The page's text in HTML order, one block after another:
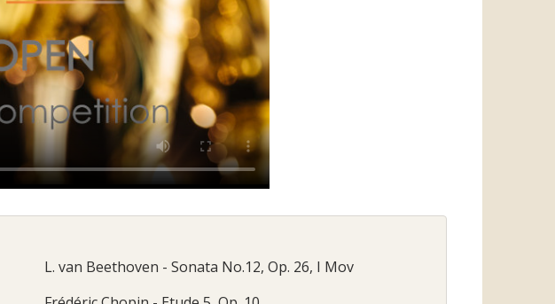
L. van Beethoven - Sonata No.12, Op. 26, I Mov